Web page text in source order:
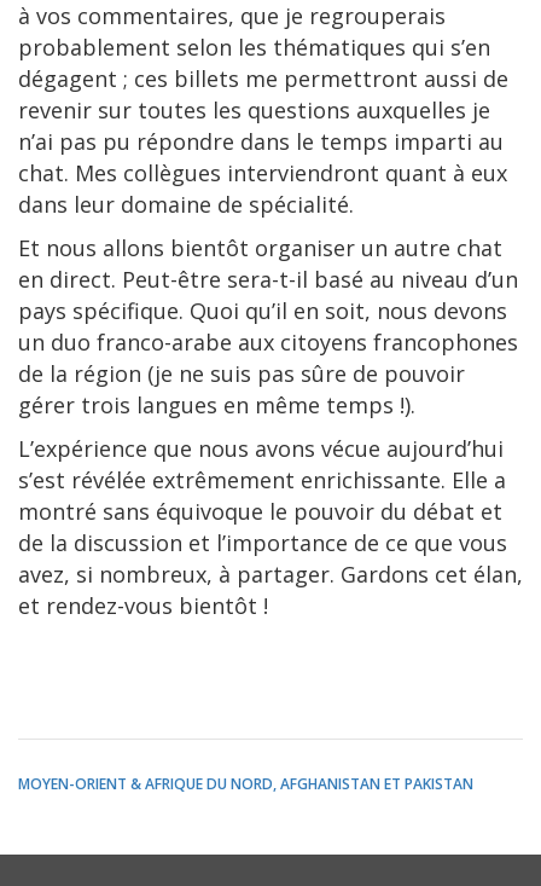
à vos commentaires, que je regrouperais
probablement selon les thématiques qui s’en
dégagent ; ces billets me permettront aussi de
revenir sur toutes les questions auxquelles je
n’ai pas pu répondre dans le temps imparti au
chat. Mes collègues interviendront quant à eux
dans leur domaine de spécialité.
Et nous allons bientôt organiser un autre chat
en direct. Peut-être sera-t-il basé au niveau d’un
pays spécifique. Quoi qu’il en soit, nous devons
un duo franco-arabe aux citoyens francophones
de la région (je ne suis pas sûre de pouvoir
gérer trois langues en même temps !).
L’expérience que nous avons vécue aujourd’hui
s’est révélée extrêmement enrichissante. Elle a
montré sans équivoque le pouvoir du débat et
de la discussion et l’importance de ce que vous
avez, si nombreux, à partager. Gardons cet élan,
et rendez-vous bientôt !
MOYEN-ORIENT & AFRIQUE DU NORD, AFGHANISTAN ET PAKISTAN